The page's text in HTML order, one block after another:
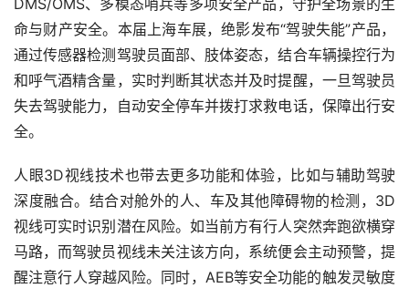
DMS/OMS、多模态哨兵等多项安全产品，守护全场景的生
命与财产安全。本届上海车展，绝影发布“驾驶失能”产品，
通过传感器检测驾驶员面部、肢体姿态，结合车辆操控行为
和呼气酒精含量，实时判断其状态并及时提醒，一旦驾驶员
失去驾驶能力，自动安全停车并拨打求救电话，保障出行安
全。
人眼3D视线技术也带去更多功能和体验，比如与辅助驾驶
深度融合。结合对舱外的人、车及其他障碍物的检测，3D
视线可实时识别潜在风险。如当前方有行人突然奔跑欲横穿
马路，而驾驶员视线未关注该方向，系统便会主动预警，提
醒注意行人穿越风险。同时，AEB等安全功能的触发灵敏度